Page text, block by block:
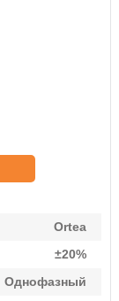
Ortea
±20%
Однофазный